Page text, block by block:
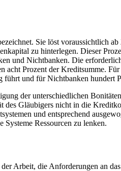
Sie löst voraussichtlich
zu hinterlegen. Dieser
und Nichtbanken. Die
Prozent der Kreditsumme.
und für Nichtbanken hundert
der unterschiedlichen
Gläubigers nicht in die
und entsprechend
Ressourcen zu lenken.
Arbeit, die Anforderungen an